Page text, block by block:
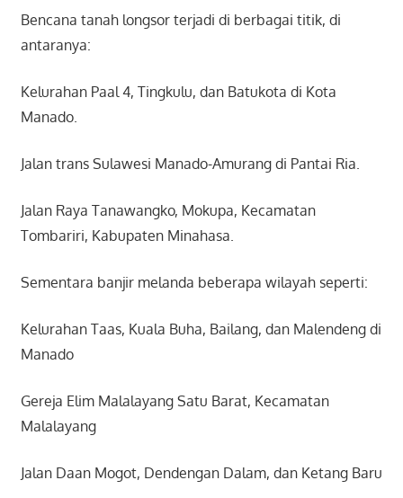
Bencana tanah longsor terjadi di berbagai titik, di
antaranya:
Kelurahan Paal 4, Tingkulu, dan Batukota di Kota
Manado.
Jalan trans Sulawesi Manado-Amurang di Pantai Ria.
Jalan Raya Tanawangko, Mokupa, Kecamatan
Tombariri, Kabupaten Minahasa.
Sementara banjir melanda beberapa wilayah seperti:
Kelurahan Taas, Kuala Buha, Bailang, dan Malendeng di
Manado
Gereja Elim Malalayang Satu Barat, Kecamatan
Malalayang
Jalan Daan Mogot, Dendengan Dalam, dan Ketang Baru